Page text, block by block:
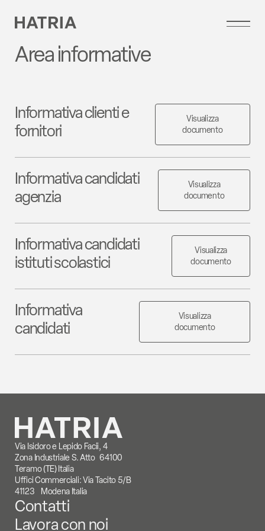
Area informative
Informativa clienti e
fornitori
Visualizza
documento
Informativa candidati
agenzia
Visualizza
documento
Informativa candidati
istituti scolastici
Visualizza
documento
Informativa
candidati
Visualizza
documento
Via Isidoro e Lepido Facii, 4
Zona Industriale S. Atto 64100
Teramo (TE) Italia
Uffici Commerciali: Via Tacito 5/B
41123 Modena Italia
Contatti
Lavora con noi